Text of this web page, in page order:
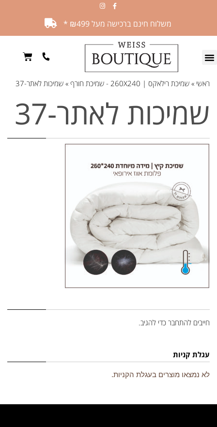
משלוח חינם ברכישה מעל ₪499 *
ראשי » שמיכת רילאקס | 260X240 - שמיכת חורף » שמיכות לאתר-37
שמיכות לאתר-37
חייבים להתחבר כדי להגיב.
עגלת קניות
לא נמצאו מוצרים בעגלת הקניות.